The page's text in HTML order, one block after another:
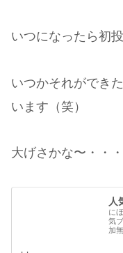
いつになったら初
いつかそれができ
います（笑）
大げさかな〜・・・
人
に
気
加